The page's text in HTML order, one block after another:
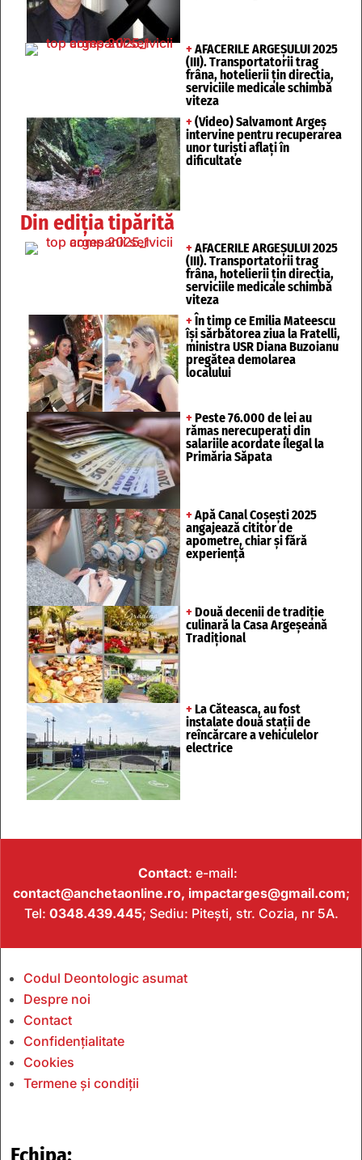
+ AFACERILE ARGEȘULUI 2025
(III). Transportatorii trag
frâna, hotelierii țin direcția,
serviciile medicale schimbă
viteza
+ (Video) Salvamont Argeș
intervine pentru recuperarea
unor turişti aflaţi în
dificultate
Din ediția tipărită
+ AFACERILE ARGEȘULUI 2025
(III). Transportatorii trag
frâna, hotelierii țin direcția,
serviciile medicale schimbă
viteza
+ În timp ce Emilia Mateescu
își sărbătorea ziua la Fratelli,
ministra USR Diana Buzoianu
pregătea demolarea
localului
+ Peste 76.000 de lei au
rămas nerecuperați din
salariile acordate ilegal la
Primăria Săpata
+ Apă Canal Coșești 2025
angajează cititor de
apometre, chiar și fără
experiență
+ Două decenii de tradiție
culinară la Casa Argeșeană
Tradițional
+ La Căteasca, au fost
instalate două stații de
reîncărcare a vehiculelor
electrice
Contact: e-mail:
contact@anchetaonline.ro, impactarges@gmail.com;
Tel: 0348.439.445; Sediu: Pitești, str. Cozia, nr 5A.
Codul Deontologic asumat
Despre noi
Contact
Confidențialitate
Cookies
Termene și condiții